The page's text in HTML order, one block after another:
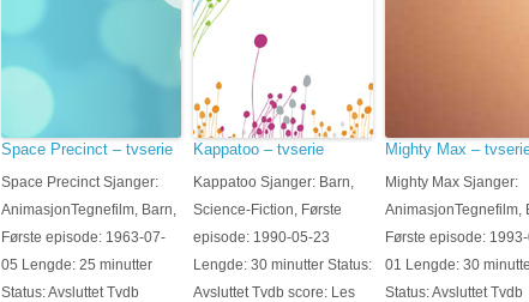
Space Precinct – tvserie
Space Precinct Sjanger:
AnimasjonTegnefilm, Barn,
Første episode: 1963-07-
05 Lengde: 25 minutter
Status: Avsluttet Tvdb
Kappatoo – tvserie
Kappatoo Sjanger: Barn,
Science-Fiction, Første
episode: 1990-05-23
Lengde: 30 minutter Status:
Avsluttet Tvdb score: Les
Mighty Max –
Mighty Max Sjanger:
AnimasjonTegnefilm,
Første episode:
01 Lengde: 30
Status: Avsluttet Tvdb